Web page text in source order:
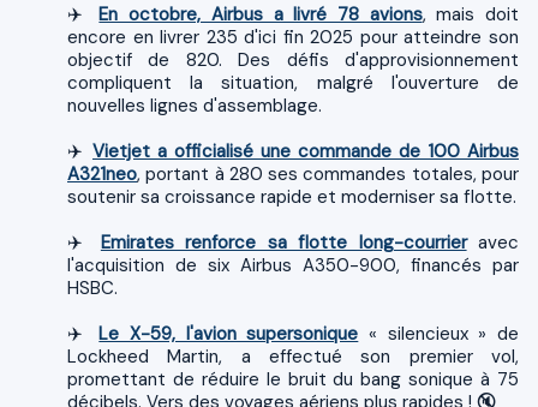
✈️En octobre, Airbus a livré 78 avions, mais doit
encore en livrer 235 d'ici fin 2025 pour atteindre son
objectif de 820. Des défis d'approvisionnement
compliquent la situation, malgré l'ouverture de
nouvelles lignes d'assemblage.
✈️ Vietjet a officialisé une commande de 100 Airbus
A321neo, portant à 280 ses commandes totales, pour
soutenir sa croissance rapide et moderniser sa flotte.
✈️ Emirates renforce sa flotte long-courrieravec
l'acquisition de six Airbus A350-900, financés par
HSBC.
✈️Le X-59, l'avion supersonique « silencieux » de
Lockheed Martin, a effectué son premier vol,
promettant de réduire le bruit du bang sonique à 75
décibels. Vers des voyages aériens plus rapides ! 🔇